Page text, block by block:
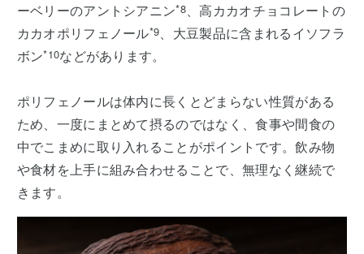
ーベリーのアントシアニン*8、高カカオチョコレートの
カカオポリフェノール*9、大豆製品に含まれるイソフラ
ボン*10などがあります。
ポリフェノールは体内に長くとどまらない性質がある
ため、一度にまとめて摂るのではなく、食事や間食の
中でこまめに取り入れることがポイントです。飲み物
や食材を上手に組み合わせることで、無理なく継続で
きます。